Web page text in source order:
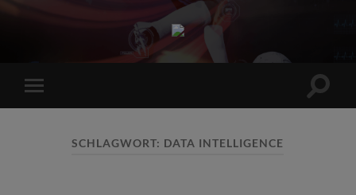
Sports
Maniac
Mobile-
Menü
SCHLAGWORT: DATA INTELLIGENCE